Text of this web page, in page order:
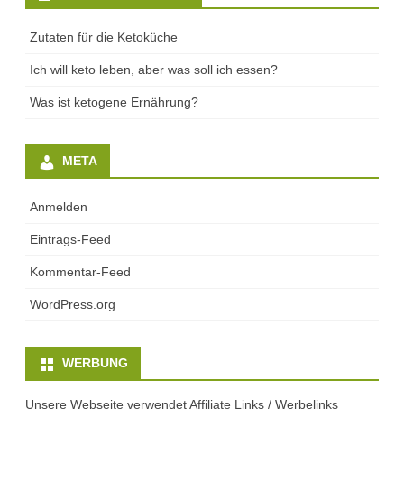
Zutaten für die Ketoküche
Ich will keto leben, aber was soll ich essen?
Was ist ketogene Ernährung?
META
Anmelden
Eintrags-Feed
Kommentar-Feed
WordPress.org
WERBUNG
Unsere Webseite verwendet Affiliate Links / Werbelinks